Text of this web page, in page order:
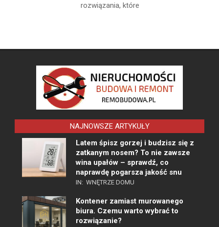
rozwiązania, które
NAJNOWSZE ARTYKUŁY
Latem śpisz gorzej i budzisz się z
zatkanym nosem? To nie zawsze
wina upałów – sprawdź, co
naprawdę pogarsza jakość snu
IN: WNĘTRZE DOMU
Kontener zamiast murowanego
biura. Czemu warto wybrać to
rozwiązanie?